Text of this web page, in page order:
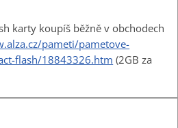
karty koupíš běžně v obchodech
pameti/pametove-
flash/18843326.htm (2GB za